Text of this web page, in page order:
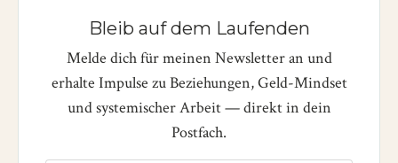
Bleib auf dem Laufenden
Melde dich für meinen Newsletter an und
erhalte Impulse zu Beziehungen, Geld-Mindset
und systemischer Arbeit — direkt in dein
Postfach.